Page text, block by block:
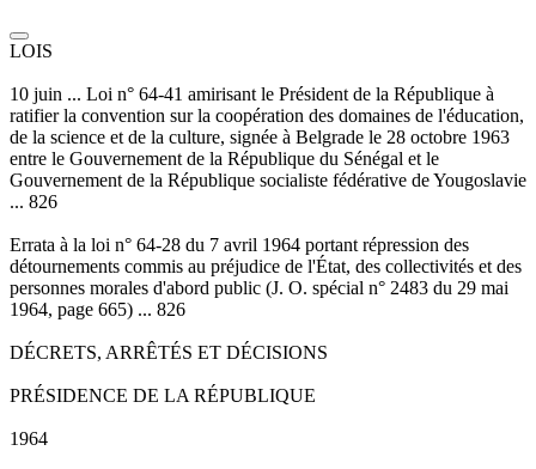
LOIS
10 juin ... Loi n° 64-41 amirisant le Président de la République à
ratifier la convention sur la coopération des domaines de l'éducation,
de la science et de la culture, signée à Belgrade le 28 octobre 1963
entre le Gouvernement de la République du Sénégal et le
Gouvernement de la République socialiste fédérative de Yougoslavie
... 826
Errata à la loi n° 64-28 du 7 avril 1964 portant répression des
détournements commis au préjudice de l'État, des collectivités et des
personnes morales d'abord public (J. O. spécial n° 2483 du 29 mai
1964, page 665) ... 826
DÉCRETS, ARRÊTÉS ET DÉCISIONS
PRÉSIDENCE DE LA RÉPUBLIQUE
1964